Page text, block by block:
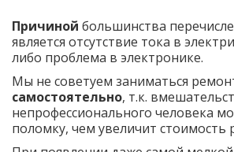
Причиной большинства
является отсутствие тока в
либо проблема в электронике.
Мы не советуем заниматься
самостоятельно, т.к.
непрофессионального человека
поломку, чем увеличит стоимость